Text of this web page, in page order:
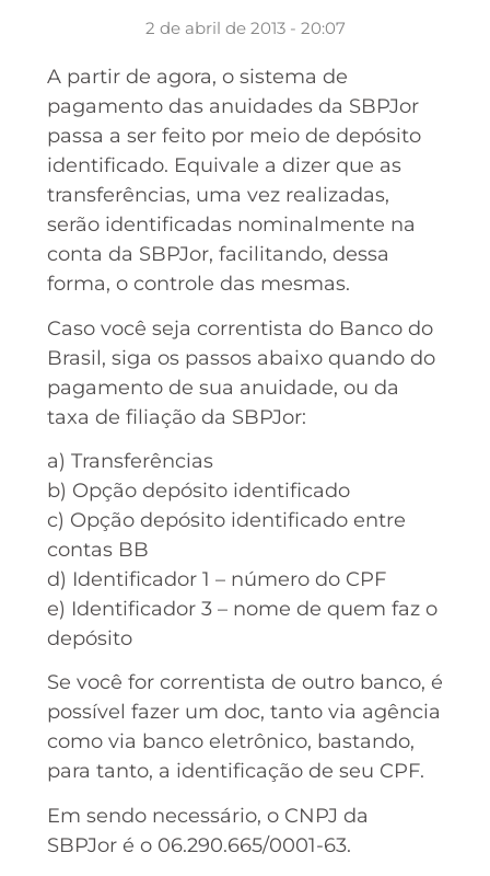
2 de abril de 2013 - 20:07
A partir de agora, o sistema de
pagamento das anuidades da SBPJor
passa a ser feito por meio de depósito
identificado. Equivale a dizer que as
transferências, uma vez realizadas,
serão identificadas nominalmente na
conta da SBPJor, facilitando, dessa
forma, o controle das mesmas.
Caso você seja correntista do Banco do
Brasil, siga os passos abaixo quando do
pagamento de sua anuidade, ou da
taxa de filiação da SBPJor:
a) Transferências
b) Opção depósito identificado
c) Opção depósito identificado entre
contas BB
d) Identificador 1 – número do CPF
e) Identificador 3 – nome de quem faz o
depósito
Se você for correntista de outro banco, é
possível fazer um doc, tanto via agência
como via banco eletrônico, bastando,
para tanto, a identificação de seu CPF.
Em sendo necessário, o CNPJ da
SBPJor é o 06.290.665/0001-63.